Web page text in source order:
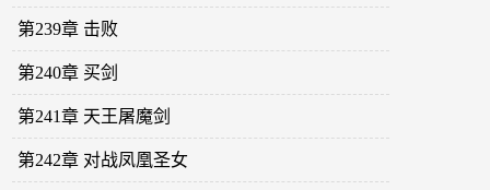
第239章 击败
第240章 买剑
第241章 天王屠魔剑
第242章 对战凤凰圣女